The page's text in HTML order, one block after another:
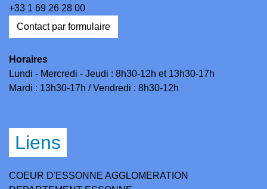
+33 1 69 26 28 00
Contact par formulaire
Horaires
Lundi - Mercredi - Jeudi : 8h30-12h et 13h30-17h
Mardi : 13h30-17h / Vendredi : 8h30-12h
Liens
COEUR D'ESSONNE AGGLOMERATION